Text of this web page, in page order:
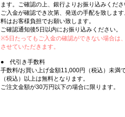
ます。ご確認の上、銀行よりお振り込みくだ
ご入金が確認でき次第、発送の手配を致しま
料はお客様負担でお願い致します。
ご確認通知後5日以内にお振り込みください。
※5日たってもご入金の確認ができない場合は
させていただきます。
● 代引き手数料
手数料/お買い上げ金額11,000円（税込）未満
（税込）以上は無料となります。
ご注文金額が30万円以下の場合に限ります。